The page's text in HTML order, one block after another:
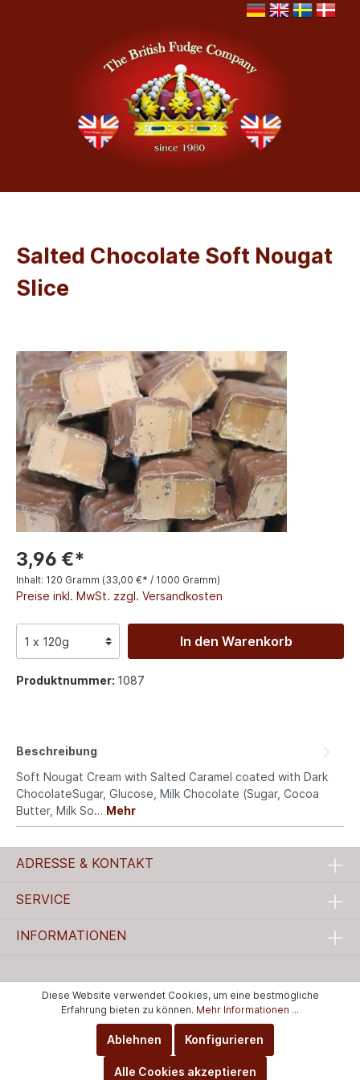
Salted Chocolate Soft Nougat
Slice
3,96 €*
Inhalt: 120 Gramm (33,00 €* / 1000 Gramm)
Preise inkl. MwSt. zzgl. Versandkosten
In den Warenkorb
Produktnummer: 1087
Beschreibung
Soft Nougat Cream with Salted Caramel coated with Dark
ChocolateSugar, Glucose, Milk Chocolate (Sugar, Cocoa
Butter, Milk So… Mehr
ADRESSE & KONTAKT
SERVICE
INFORMATIONEN
Diese Website verwendet Cookies, um eine bestmögliche
Erfahrung bieten zu können. Mehr Informationen ...
Ablehnen Konfigurieren
Alle Cookies akzeptieren